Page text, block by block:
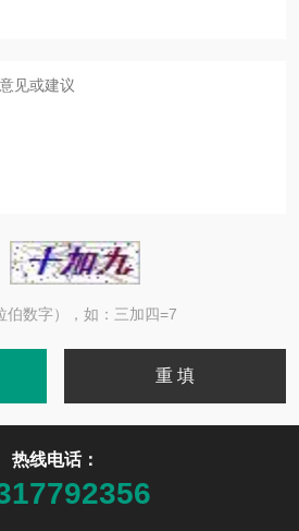
伯数字），如：三加四=7
热线电话：